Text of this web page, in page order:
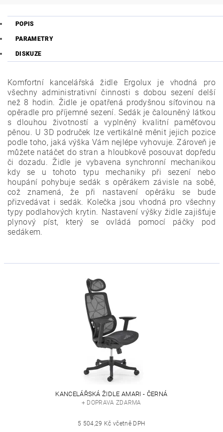
POPIS
PARAMETRY
DISKUZE
Komfortní kancelářská židle Ergolux je vhodná pro
všechny administrativní činnosti s dobou sezení delší
než 8 hodin. Židle je opatřená prodyšnou síťovinou na
opěradle pro příjemné sezení. Sedák je čalouněný látkou
s dlouhou životností a vyplněný kvalitní paměťovou
pěnou. U 3D područek lze vertikálně měnit jejich pozice
podle toho, jaká výška Vám nejlépe vyhovuje. Zároveň je
můžete natáčet do stran a hloubkově posouvat dopředu
či dozadu. Židle je vybavena synchronní mechanikou
kdy se u tohoto typu mechaniky při sezení nebo
houpání pohybuje sedák s opěrákem závisle na sobě,
což znamená, že při nastavení opěráku se bude
přizvedávat i sedák. Kolečka jsou vhodná pro všechny
typy podlahových krytin. Nastavení výšky židle zajišťuje
plynový píst, který se ovládá pomocí páčky pod
sedákem.
KANCELÁŘSKÁ ŽIDLE AMARI - ČERNÁ
+ DOPRAVA ZDARMA
5 504,29 Kč včetně DPH